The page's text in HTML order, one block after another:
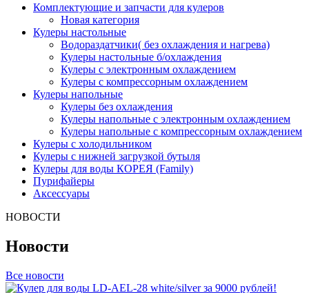
Комплектующие и запчасти для кулеров
Новая категория
Кулеры настольные
Водораздатчики( без охлаждения и нагрева)
Кулеры настольные б/охлаждения
Кулеры с электронным охлаждением
Кулеры с компрессорным охлаждением
Кулеры напольные
Кулеры без охлаждения
Кулеры напольные с электронным охлаждением
Кулеры напольные с компрессорным охлаждением
Кулеры с холодильником
Кулеры с нижней загрузкой бутыля
Кулеры для воды КОРЕЯ (Family)
Пурифайеры
Аксессуары
НОВОСТИ
Новости
Все новости